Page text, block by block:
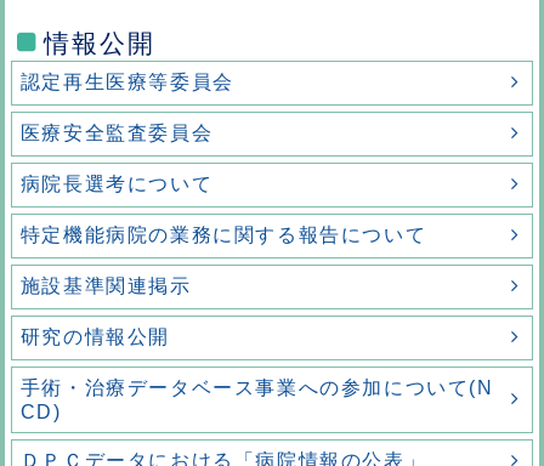
情報公開
認定再生医療等委員会
医療安全監査委員会
病院長選考について
特定機能病院の業務に関する報告について
施設基準関連掲示
研究の情報公開
手術・治療データベース事業への参加について(N
CD)
ＤＰＣデータにおける「病院情報の公表」